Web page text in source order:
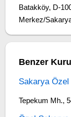
Batakköy, D-
Merkez/
Benzer
Sakarya
Tepekum Mh.,